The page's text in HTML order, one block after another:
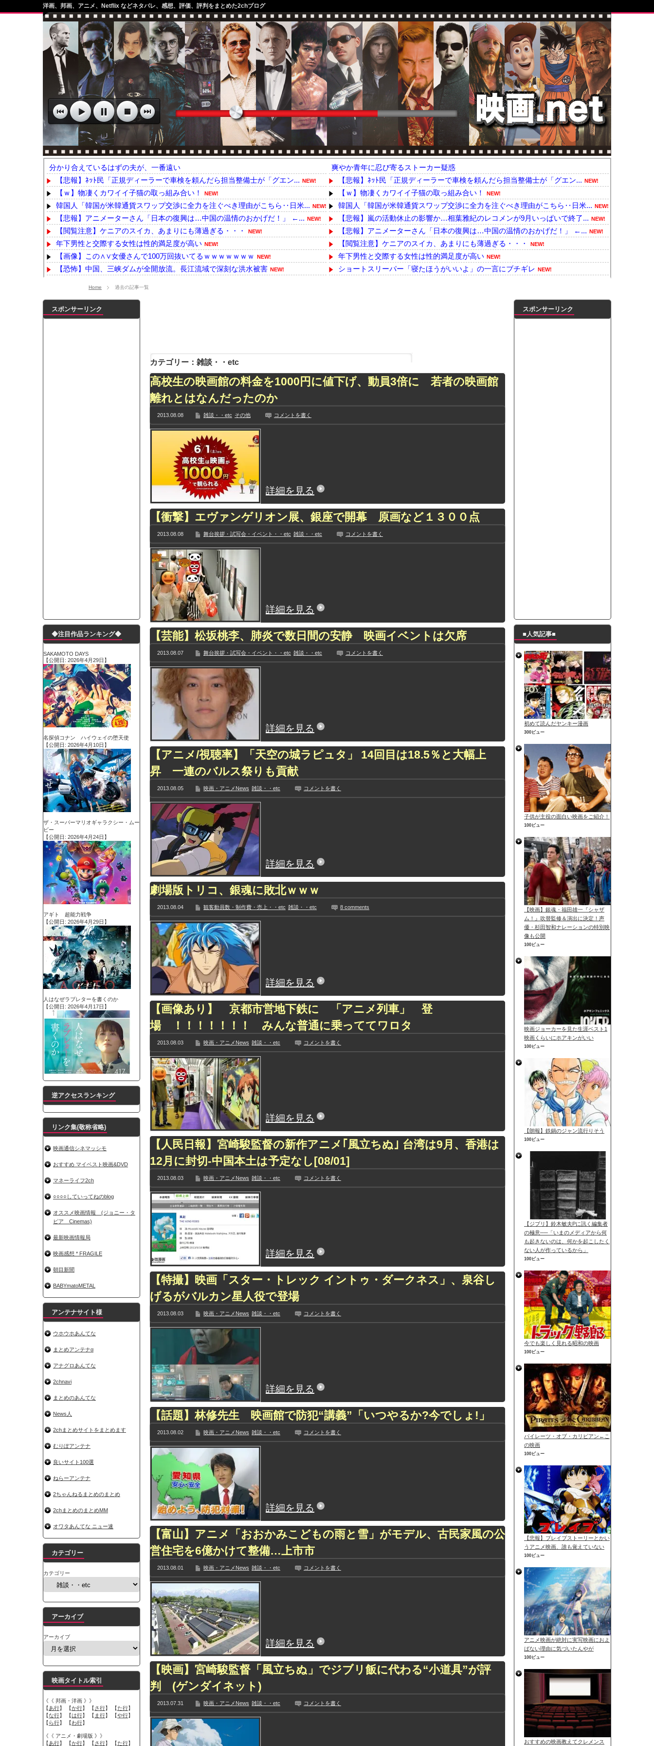
洋画、邦画、アニメ、Netflix などネタバレ、感想、評価、評判をまとめた2chブログ
分かり合えているはずの夫が、一番遠い
【悲報】ﾈｯﾄ民「正規ディーラーで車検を頼んだら担当整備士が「グエン... NEW!
【ｗ】物凄くカワイイ子猫の取っ組み合い！ NEW!
韓国人「韓国が米韓通貨スワップ交渉に全力を注ぐべき理由がこちら‥日米... NEW!
【悲報】アニメーターさん「日本の復興は…中国の温情のおかげだ！」 ←... NEW!
【閲覧注意】ケニアのスイカ、あまりにも薄過ぎる・・・ NEW!
年下男性と交際する女性は性的満足度が高い NEW!
【画像】この∧∨女優さんで100万回抜いてるｗｗｗｗｗｗｗ NEW!
【恐怖】中国、三峡ダムが全開放流。長江流域で深刻な洪水被害 NEW!
【動画】よく助けられたな。岐阜の川で外国人が溺れてしまう事故。
浦野芽良アナ ピタピタニットでボディラインくっきり！！
【乃木坂】水谷豊の息子、三山凌輝がW不倫‼共演した久保史緒里と中村麗...
【速報】石破首相 大敗の責任「両院議員総会での意見や総括を踏まえ、適...
【画像】色盲にはグレーにしか見えない事実がこちらｗｗｗｗｗｗ
『鬼滅の刃 無限城編』3部作で興収2000億円も視野に!?超巨大マネ...
メイドの格好してるちょちょたんの破壊力が半端ない【梅咲遥】
ランJ民ワイ、新しいランニングシューズを手に入れる
モーニングショー「視聴率5.2％！」テレビ朝日「ひたすら自民批判！」...
出自が社長にバレて「愛人になれ」と脅された。辞めたら1週間もしないう...
【唖然】渋谷のホームレス対策、とんでもない領域へｗｗｗｗｗｗ
子供部屋おじさんなんですがコード類の配線ぐちゃぐちゃさせない方法教え...
ポルシェが満を持して送り出す初EV 「タイカン」はテスラのライバルに...
【朗報】阪神のドラフト、ガチで大当たりだったｗｗｗｗｗｗｗｗｗｗｗｗ...
下半身トレーニング、太ももに自信ニキきてくれｗｗｗｗｗｗｗｗｗ
爽やか青年に忍び寄るストーカー疑惑
【悲報】ﾈｯﾄ民「正規ディーラーで車検を頼んだら担当整備士が「グエン... NEW!
【ｗ】物凄くカワイイ子猫の取っ組み合い！ NEW!
韓国人「韓国が米韓通貨スワップ交渉に全力を注ぐべき理由がこちら‥日米... NEW!
【悲報】嵐の活動休止の影響か…相葉雅紀のレコメンが9月いっぱいで終了... NEW!
【悲報】アニメーターさん「日本の復興は…中国の温情のおかげだ！」 ←... NEW!
【閲覧注意】ケニアのスイカ、あまりにも薄過ぎる・・・ NEW!
年下男性と交際する女性は性的満足度が高い NEW!
ショートスリーパー「寝たほうがいいよ」の一言にブチギレ NEW!
【恐怖】中国、三峡ダムが全開放流。長江流域で深刻な洪水被害 NEW!
数年前に「ひき肉です！」で一世を風靡した人気YouTuber『ちょん... NEW!
中国製自動車、不具合によりドアが勝手に開いてしまう件
【YG】BLACKPINKのファンがゴルフクラブをもって事務所を襲撃...
出自が社長にバレて「愛人になれ」と脅された。辞めたら1週間もしないう...
【唖然】渋谷のホームレス対策、とんでもない領域へｗｗｗｗｗｗ
【速報】川島海荷、警視庁前で接触事故
Home 過去の記事一覧
カテゴリー：雑談・・etc
高校生の映画館の料金を1000円に値下げ、動員3倍に 若者の映画館
離れとはなんだったのか
2013.08.08 雑談・・etc その他 コメントを書く
詳細を見る
【衝撃】エヴァンゲリオン展、銀座で開幕 原画など１３００点
2013.08.08 舞台挨拶・試写会・イベント・・etc 雑談・・etc コメントを書く
詳細を見る
【芸能】松坂桃李、肺炎で数日間の安静 映画イベントは欠席
2013.08.07 舞台挨拶・試写会・イベント・・etc 雑談・・etc コメントを書く
詳細を見る
【アニメ/視聴率】「天空の城ラピュタ」 14回目は18.5％と大幅上
昇 一連のバルス祭りも貢献
2013.08.05 映画・アニメNews 雑談・・etc コメントを書く
詳細を見る
劇場版トリコ、銀魂に敗北ｗｗｗ
2013.08.04 観客動員数・制作費・売上・・etc 雑談・・etc 8 comments
詳細を見る
【画像あり】 京都市営地下鉄に 「アニメ列車」 登
場 ！！！！！！！ みんな普通に乗っててワロタ
2013.08.03 映画・アニメNews 雑談・・etc コメントを書く
詳細を見る
【人民日報】宮崎駿監督の新作アニメ｢風立ちぬ｣ 台湾は9月、香港は
12月に封切-中国本土は予定なし[08/01]
2013.08.03 映画・アニメNews 雑談・・etc コメントを書く
詳細を見る
【特撮】映画「スター・トレック イントゥ・ダークネス」、泉谷し
げるがバルカン星人役で登場
2013.08.03 映画・アニメNews 雑談・・etc コメントを書く
詳細を見る
【話題】林修先生 映画館で防犯“講義”「いつやるか?今でしょ!」
2013.08.02 映画・アニメNews 雑談・・etc コメントを書く
詳細を見る
【富山】アニメ「おおかみこどもの雨と雪」がモデル、古民家風の公
営住宅を6億かけて整備…上市市
2013.08.01 映画・アニメNews 雑談・・etc コメントを書く
詳細を見る
【映画】宮崎駿監督「風立ちぬ」でジブリ飯に代わる“小道具”が評
判 (ゲンダイネット)
2013.07.31 映画・アニメNews 雑談・・etc コメントを書く
スポンサーリンク
◆注目作品ランキング◆
SAKAMOTO DAYS
【公開日: 2026年4月29日】
名探偵コナン ハイウェイの堕天使
【公開日: 2026年4月10日】
ザ・スーパーマリオギャラクシー・ムー
ビー
【公開日: 2026年4月24日】
アギト 超能力戦争
【公開日: 2026年4月29日】
人はなぜラブレターを書くのか
【公開日: 2026年4月17日】
逆アクセスランキング
リンク集(敬称省略)
映画通信シネマッシモ
おすすめ マイベスト映画&DVD
マネーライフ2ch
○○○○していってねのblog
オススメ映画情報 (ジョニー・タ
ピア Cinemas)
最新映画情報局
映画感想 * FRAGILE
朝目新聞
BABYmatoMETAL
アンテナサイト様
ウホウホあんてな
まとめアンテナα
アナグロあんてな
2chnavi
まとめのあんてな
News人
2chまとめサイトをまとめます
むりぽアンテナ
良いサイト100選
ねらーアンテナ
2ちゃんねるまとめのまとめ
2chまとめのまとめMM
オワタあんてな ニュー速
カテゴリー
カテゴリー
アーカイブ
アーカイブ
映画タイトル索引
《《 邦画・洋画 》》
【あ行】 【か行】 【さ行】 【た行】
【な行】 【は行】 【 ま行】 【や行】
【 ら行】 【わ行】
《《 アニメ・劇場版 》》
【あ行】 【か行】 【さ行】 【た行】
スポンサーリンク
■人気記事■
初めて読んだヤンキー漫画
300ビュー
子供が主役の面白い映画をご紹介！
100ビュー
【映画】銀魂・福田雄一『シャザ
ム！』吹替監修＆演出に決定！声
優・杉田智和ナレーションの特別映
像も公開
100ビュー
映画ジョーカーを見た生涯ベスト1
映画くらいにホアキンがいい
100ビュー
【朗報】鉄鍋のジャン流行りそう
100ビュー
【ジブリ】鈴木敏夫Pに訊く編集者
の極意──「いまのメディアから何
も起きないのは、何かを起こしたく
ない人が作っているから」
100ビュー
今でも楽しく見れる昭和の映画
100ビュー
パイレーツ・オブ・カリビアン←こ
の映画
100ビュー
【悲報】ブレイブストーリーとかい
うアニメ映画、誰も覚えていない
100ビュー
アニメ映画が絶対に実写映画におよ
ばない理由に気づいたんやが
100ビュー
おすすめの映画教えてクレメンス